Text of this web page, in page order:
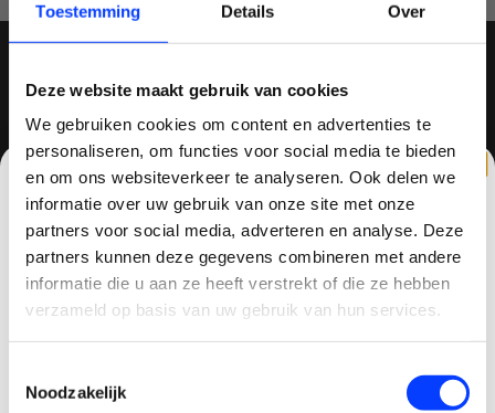
Toestemming Details Over
Deze website maakt gebruik van cookies
We gebruiken cookies om content en advertenties te
personaliseren, om functies voor social media te bieden
en om ons websiteverkeer te analyseren. Ook delen we
informatie over uw gebruik van onze site met onze
partners voor social media, adverteren en analyse. Deze
partners kunnen deze gegevens combineren met andere
informatie die u aan ze heeft verstrekt of die ze hebben
verzameld op basis van uw gebruik van hun services.
Noodzakelijk
MELD JE AAN VOOR ONZE NIEUWSBRIEF
QUADCOPTER-SHOP
Contactgegevens
Haagsittarderweg 27
CLAIM KORTING OP JE EERSTE
BESTELLING!